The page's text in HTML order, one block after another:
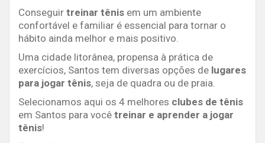
Conseguir treinar tênis em um ambiente
confortável e familiar é essencial para tornar o
hábito ainda melhor e mais positivo.
Uma cidade litorânea, propensa à prática de
exercícios, Santos tem diversas opções de lugares
para jogar tênis, seja de quadra ou de praia.
Selecionamos aqui os 4 melhores clubes de tênis
em Santos para você treinar e aprender a jogar
tênis!